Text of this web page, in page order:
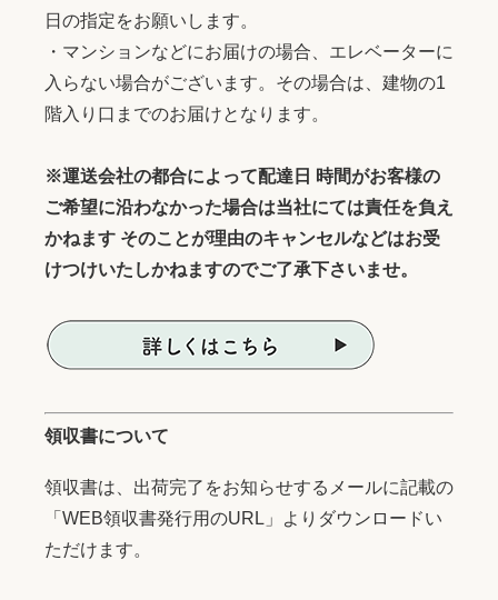
日の指定をお願いします。
・マンションなどにお届けの場合、エレベーターに
入らない場合がございます。その場合は、建物の1
階入り口までのお届けとなります。
※運送会社の都合によって配達日 時間がお客様の
ご希望に沿わなかった場合は当社にては責任を負え
かねます そのことが理由のキャンセルなどはお受
けつけいたしかねますのでご了承下さいませ。
領収書について
領収書は、出荷完了をお知らせするメールに記載の
「WEB領収書発行用のURL」よりダウンロードい
ただけます。